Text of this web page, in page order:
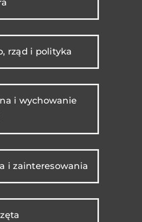
rząd i polityka
i wychowanie
i zainteresowania